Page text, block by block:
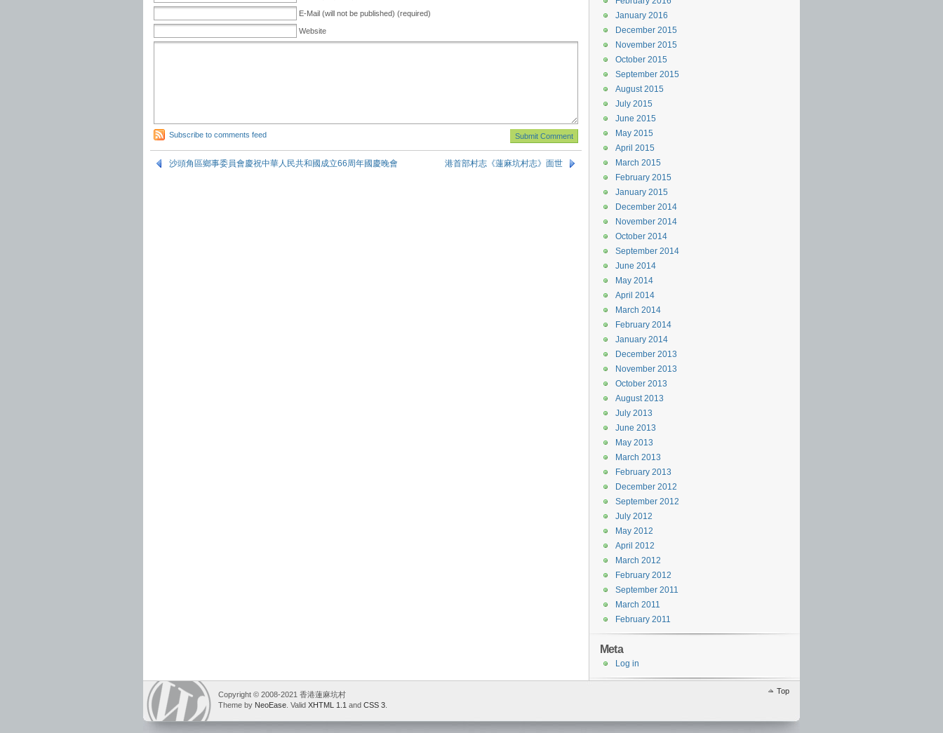
E-Mail (will not be published) (required)
Website
Subscribe to comments feed
沙頭角區鄉事委員會慶祝中華人民共和國成立66周年國慶晚會 港首部村志《蓮麻坑村志》面世
January 2016
December 2015
November 2015
October 2015
September 2015
August 2015
July 2015
June 2015
May 2015
April 2015
March 2015
February 2015
January 2015
December 2014
November 2014
October 2014
September 2014
June 2014
May 2014
April 2014
March 2014
February 2014
January 2014
December 2013
November 2013
October 2013
August 2013
July 2013
June 2013
May 2013
March 2013
February 2013
December 2012
September 2012
July 2012
May 2012
April 2012
March 2012
February 2012
September 2011
March 2011
February 2011
Meta
Log in
Top
Copyright © 2008-2021 香港蓮麻坑村
Theme by NeoEase . Valid XHTML 1.1 and CSS 3